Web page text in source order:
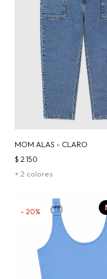
MOM ALAS - CLARO
+ 2 colores
$ 2.150
20